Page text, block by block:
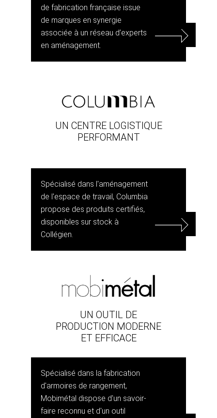
de fabrication française issue
de marques en synergie
associée à un réseau d’experts
en aménagement.
UN CENTRE LOGISTIQUE
PERFORMANT
Spécialisé dans l'aménagement
de l'espace de travail, Columbia
propose des produits certifiés,
disponibles sur stock à
Collégien.
UN OUTIL DE
PRODUCTION MODERNE
ET EFFICACE
Spécialisé dans la fabrication
d'armoires de rangement,
Mobimétal dispose d'un savoir-
faire reconnu et d'un outil